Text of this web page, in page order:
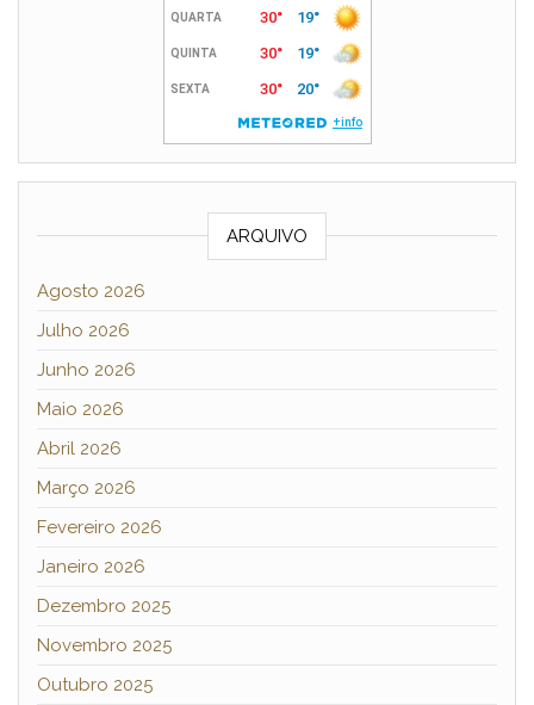
ARQUIVO
Agosto 2026
Julho 2026
Junho 2026
Maio 2026
Abril 2026
Março 2026
Fevereiro 2026
Janeiro 2026
Dezembro 2025
Novembro 2025
Outubro 2025